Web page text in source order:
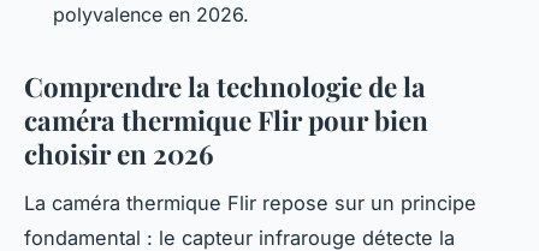
polyvalence en 2026.
Comprendre la technologie de la
caméra thermique Flir pour bien
choisir en 2026
La caméra thermique Flir repose sur un principe
fondamental : le capteur infrarouge détecte la